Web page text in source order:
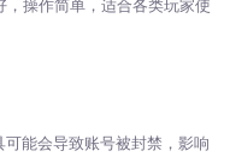
，操作简单，适合各类玩家使
可能会导致账号被封禁，影响